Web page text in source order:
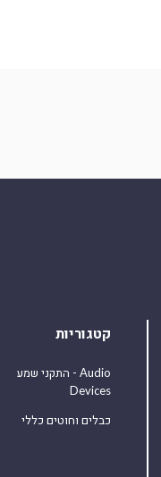
קטגוריות
התקני שמע - Audio
Devices
כבלים וחוטים כללי